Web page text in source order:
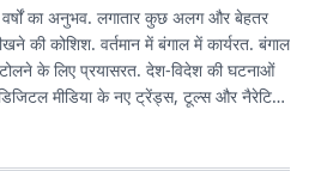
वर्षों का अनुभव. लगातार कुछ अलग और बेहतर
कोशिश. वर्तमान में बंगाल में कार्यरत. बंगाल
के लिए प्रयासरत. देश-विदेश की घटनाओं
मीडिया के नए ट्रेंड्स, टूल्स और नैरेटिव